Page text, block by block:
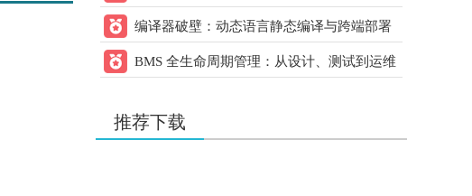
用户：sun2152
21ic下载 打赏20.00元
2天前
用户：w178191520
用户：liqiang9090
的跨领域应用方案
编译器破壁：动态语言静态编译与跨端部署
核心方案
BMS 全生命周期管理：从设计、测试到运维
推荐下载